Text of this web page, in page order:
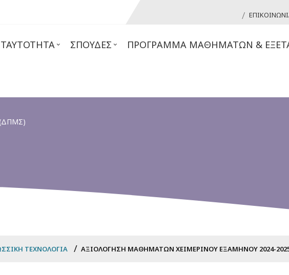
Top
ΤΑΥΤΌΤΗΤΑ ΣΠΟΥΔΈΣ ΠΡΌΓΡΑΜΜΑ ΜΑΘΗΜΆΤΩΝ &
(ΔΠΜΣ)
ΤΕΧΝΟΛΟΓΊΑ ΑΞΙΟΛΌΓΗΣΗ ΜΑΘΗΜΆΤΩΝ ΧΕΙΜΕΡΙΝΟΎ ΕΞΑΜΉΝΟΥ 2024-